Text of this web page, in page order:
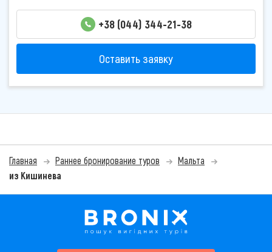
+38 (044) 344-21-38
Оставить заявку
Главная Раннее бронирование туров
Мальта
из Кишинева